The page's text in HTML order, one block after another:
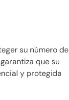
su número de
que su
y protegida